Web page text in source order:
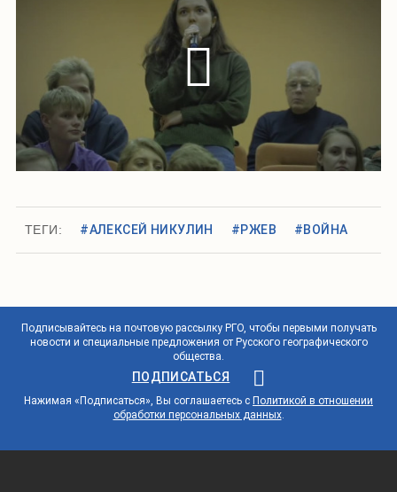
ТЕГИ: #АЛЕКСЕЙ НИКУЛИН #РЖЕВ #ВОЙНА
Подписывайтесь на почтовую рассылку РГО, чтобы первыми получать
новости и специальные предложения от Русского географического
общества.
ПОДПИСАТЬСЯ
Нажимая «Подписаться», Вы соглашаетесь с Политикой в отношении
обработки персональных данных.